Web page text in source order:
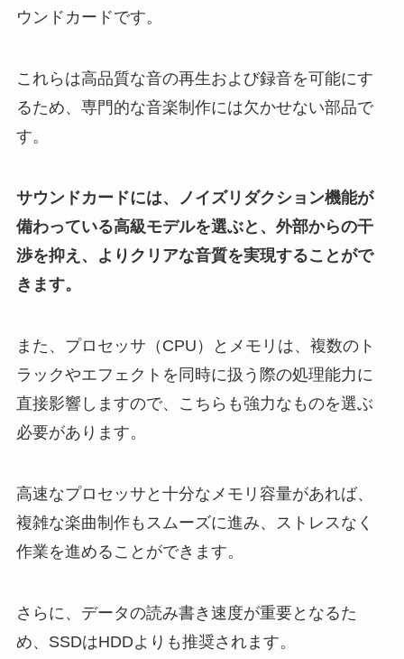
ウンドカードです。
これらは高品質な音の再生および録音を可能にす
るため、専門的な音楽制作には欠かせない部品で
す。
サウンドカードには、ノイズリダクション機能が
備わっている高級モデルを選ぶと、外部からの干
渉を抑え、よりクリアな音質を実現することがで
きます。
また、プロセッサ（CPU）とメモリは、複数のト
ラックやエフェクトを同時に扱う際の処理能力に
直接影響しますので、こちらも強力なものを選ぶ
必要があります。
高速なプロセッサと十分なメモリ容量があれば、
複雑な楽曲制作もスムーズに進み、ストレスなく
作業を進めることができます。
さらに、データの読み書き速度が重要となるた
め、SSDはHDDよりも推奨されます。